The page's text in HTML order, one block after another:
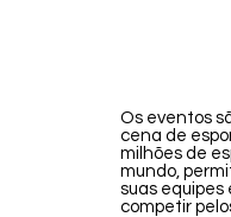
Os eventos
cena de
milhões de
mundo,
suas equipes
competir